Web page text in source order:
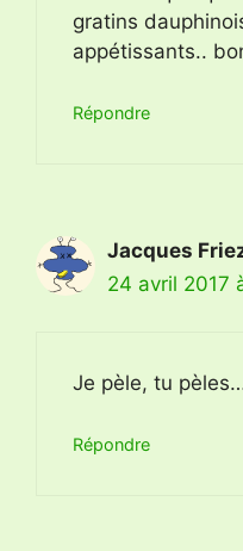
gratins
appétissants..
Répondre
Jacques
24 avril 2017
Je pèle, tu
Répondre